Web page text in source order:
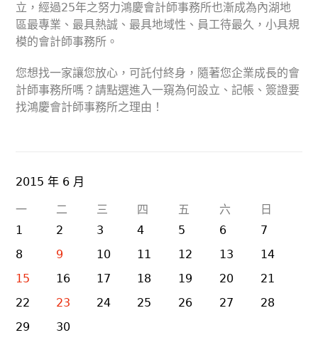
立，經過25年之努力鴻慶會計師事務所也漸成為內湖地
區最專業、最具熱誠、最具地域性、員工待最久，小具規
模的會計師事務所。
您想找一家讓您放心，可託付終身，隨著您企業成長的會
計師事務所嗎？請點選進入一窺為何設立、記帳、簽證要
找鴻慶會計師事務所之理由！
2015 年 6 月
一 二 三 四 五 六
日
1
2 3 4 5 6
7
8
9 10 11 12 13
14
15
16 17 18 19 20
21
22
23 24 25 26 27
28
29
30